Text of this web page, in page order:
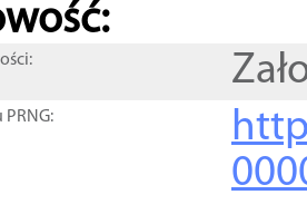
PRNG: